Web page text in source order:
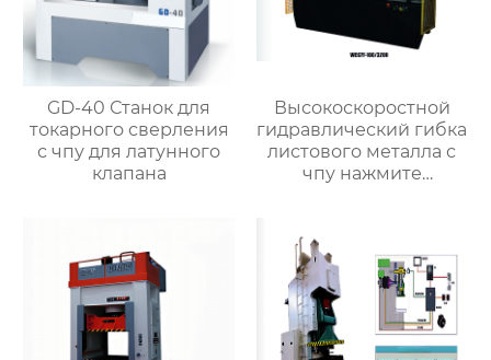
GD-40 Станок для
токарного сверления
с чпу для латунного
клапана
Высокоскоростной
гидравлический гибка
листового металла с
чпу нажмите